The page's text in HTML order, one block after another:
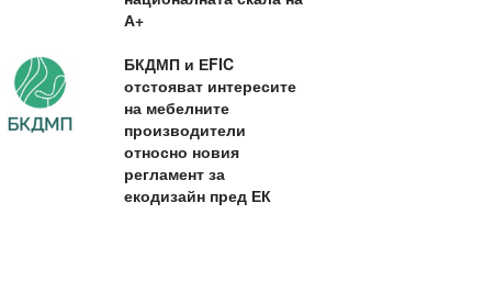
А+
БКДМП и ЕFIC
отстояват интересите
на мебелните
производители
относно новия
регламент за
екодизайн пред ЕК